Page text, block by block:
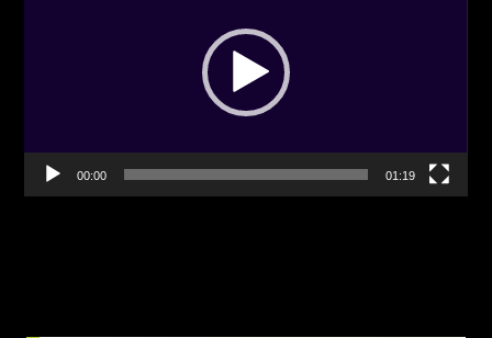
00:00 01:19